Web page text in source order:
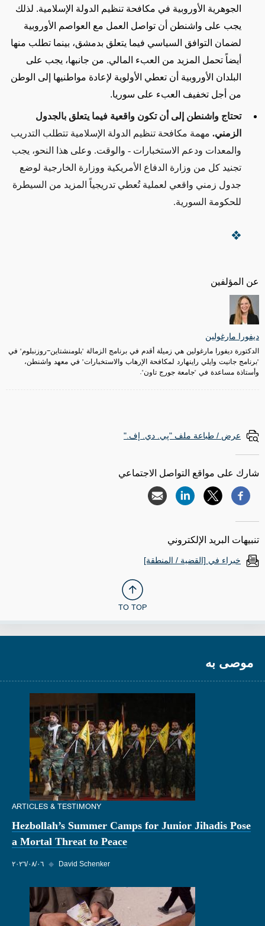
عن المؤلفين
ديفورا مارغولين
الدكتورة ديفورا مارغولين هي زميلة أقدم في برنامج الزمالة "بلومنشتاين-روزنبلوم" في
"برنامج جانيت وايلي راينهارد لمكافحة الإرهاب والاستخبارات" في معهد واشنطن،
وأستاذة مساعدة في "جامعة جورج تاون".
الجوهرية الأوروبية في مكافحة تنظيم الدولة الإسلامية. لذلك
يجب على واشنطن أن تواصل العمل مع العواصم الأوروبية
لضمان التوافق السياسي فيما يتعلق بدمشق، بينما تطلب منها
أيضاً تحمل المزيد من العبء المالي. من جانبها، يجب على
البلدان الأوروبية أن تعطي الأولوية لإعادة مواطنيها إلى الوطن
من أجل تخفيف العبء على سوريا.
تحتاج واشنطن إلى أن تكون واقعية فيما يتعلق بالجدول
الزمني. مهمة مكافحة تنظيم الدولة الإسلامية تتطلب التدريب
والمعدات ودعم الاستخبارات - والوقت. وعلى هذا النحو، يجب
تجنيد كل من وزارة الدفاع الأمريكية ووزارة الخارجية لوضع
جدول زمني واقعي لعملية تُعطي تدريجياً المزيد من السيطرة
للحكومة السورية.
عرض / طباعة ملف "پي. دي. إف."
شارك على مواقع التواصل الاجتماعي
تنبيهات البريد الإلكتروني
خبراء في [القضية / المنطقة]
TO TOP
موصى به
ARTICLES & TESTIMONY
Hezbollah’s Summer Camps for Junior Jihadis Pose
a Mortal Threat to Peace
٠٦‏/٠٨‏/٢٠٢٦ ◆ David Schenker